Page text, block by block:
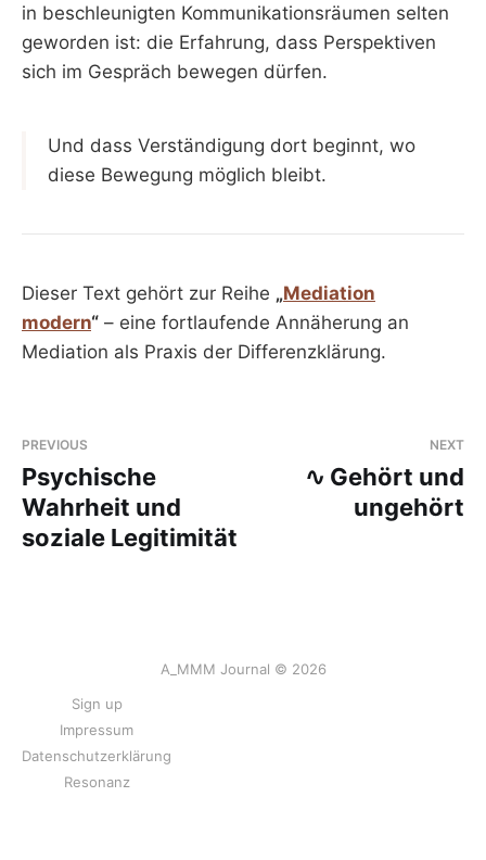
in beschleunigten Kommunikationsräumen selten
geworden ist: die Erfahrung, dass Perspektiven
sich im Gespräch bewegen dürfen.
Und dass Verständigung dort beginnt, wo
diese Bewegung möglich bleibt.
Dieser Text gehört zur Reihe „Mediation
modern“ – eine fortlaufende Annäherung an
Mediation als Praxis der Differenzklärung.
PREVIOUS
Psychische
Wahrheit und
soziale Legitimität
NEXT
∿ Gehört und
ungehört
A_MMM Journal © 2026
Sign up
Impressum
Datenschutzerklärung
Resonanz